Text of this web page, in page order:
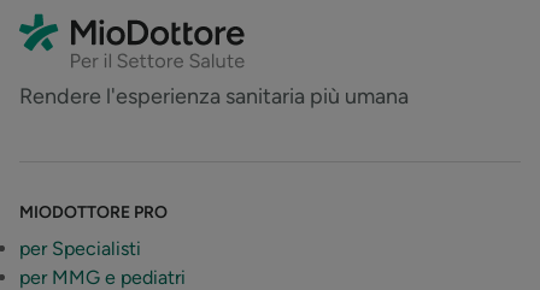
Rendere l'esperienza sanitaria più umana
MIODOTTORE PRO
per Specialisti
per MMG e pediatri